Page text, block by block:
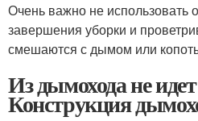
Очень важно не использовать
завершения уборки и
смешаются с дымом или
Из дымохода не
Конструкция